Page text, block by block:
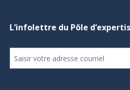
L’infolettre du Pôle